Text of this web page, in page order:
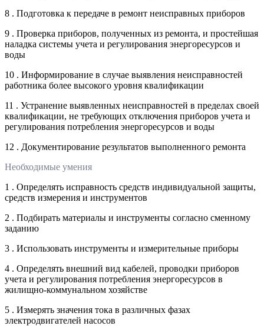
8 . Подготовка к передаче в ремонт неисправных приборов
9 . Проверка приборов, полученных из ремонта, и простейшая
наладка системы учета и регулирования энергоресурсов и
воды
10 . Информирование в случае выявления неисправностей
работника более высокого уровня квалификации
11 . Устранение выявленных неисправностей в пределах своей
квалификации, не требующих отключения приборов учета и
регулирования потребления энергоресурсов и воды
12 . Документирование результатов выполненного ремонта
Необходимые умения
1 . Определять исправность средств индивидуальной защиты,
средств измерения и инструментов
2 . Подбирать материалы и инструменты согласно сменному
заданию
3 . Использовать инструменты и измерительные приборы
4 . Определять внешний вид кабелей, проводки приборов
учета и регулирования потребления энергоресурсов в
жилищно-коммунальном хозяйстве
5 . Измерять значения тока в различных фазах
электродвигателей насосов